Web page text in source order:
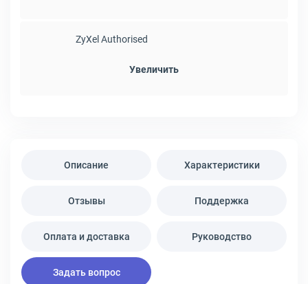
ZyXel Authorised
Увеличить
Описание Характеристики
Отзывы Поддержка
Оплата и доставка Руководство
Задать вопрос